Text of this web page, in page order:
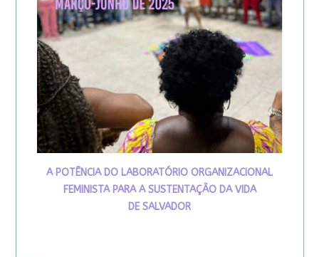
A POTÊNCIA DO LABORATÓRIO ORGANIZACIONAL
FEMINISTA PARA A SUSTENTAÇÃO DA VIDA
DE SALVADOR